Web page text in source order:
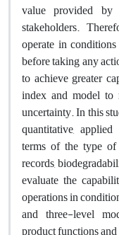
value provided by
stakeholders.
operate in
before taking any
to achieve greater
index and model
uncertainty. In this
quantitative,
terms of the type of
records,
evaluate the
operations in
and three-level